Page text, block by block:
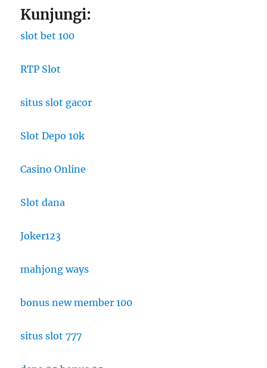
Kunjungi:
slot bet 100
RTP Slot
situs slot gacor
Slot Depo 10k
Casino Online
Slot dana
Joker123
mahjong ways
bonus new member 100
situs slot 777